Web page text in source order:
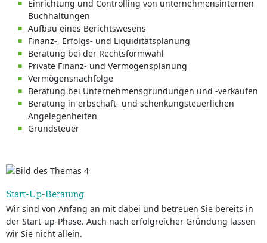
Einrichtung und Controlling von unternehmensinternen
Buchhaltungen
Aufbau eines Berichtswesens
Finanz-, Erfolgs- und Liquiditätsplanung
Beratung bei der Rechtsformwahl
Private Finanz- und Vermögensplanung
Vermögensnachfolge
Beratung bei Unternehmensgründungen und -verkäufen
Beratung in erbschaft- und schenkungsteuerlichen
Angelegenheiten
Grundsteuer
Start-Up-Beratung
Wir sind von Anfang an mit dabei und betreuen Sie bereits in
der Start-up-Phase. Auch nach erfolgreicher Gründung lassen
wir Sie nicht allein.